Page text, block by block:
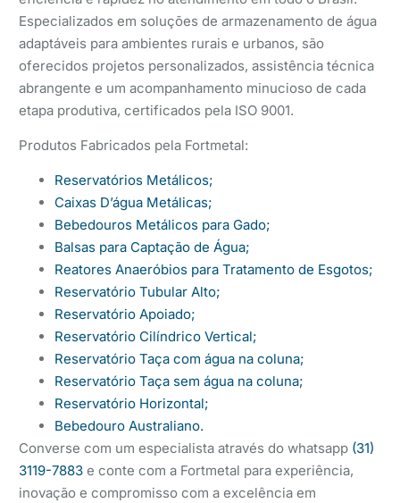
Especializados em soluções de armazenamento de água
adaptáveis para ambientes rurais e urbanos, são
oferecidos projetos personalizados, assistência técnica
abrangente e um acompanhamento minucioso de cada
etapa produtiva, certificados pela ISO 9001.
Produtos Fabricados pela Fortmetal:
Reservatórios Metálicos;
Caixas D’água Metálicas;
Bebedouros Metálicos para Gado;
Balsas para Captação de Água;
Reatores Anaeróbios para Tratamento de Esgotos;
Reservatório Tubular Alto;
Reservatório Apoiado;
Reservatório Cilíndrico Vertical;
Reservatório Taça com água na coluna;
Reservatório Taça sem água na coluna;
Reservatório Horizontal;
Bebedouro Australiano.
Converse com um especialista através do whatsapp (31)
3119-7883e conte com a Fortmetal para experiência,
inovação e compromisso com a excelência em